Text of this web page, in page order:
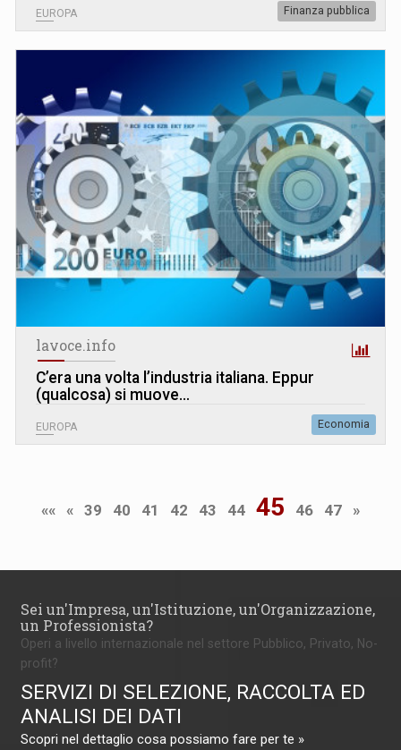
EUROPA Finanza pubblica
lavoce.info
C’era una volta l’industria italiana. Eppur
(qualcosa) si muove…
EUROPA Economia
«« « 39 40 41 42 43 44 45 46 47 »
Sei un'Impresa, un'Istituzione, un'Organizzazione,
un Professionista?
Operi a livello internazionale nel settore Pubblico, Privato, No-
profit?
SERVIZI DI SELEZIONE, RACCOLTA ED
ANALISI DEI DATI
Scopri nel dettaglio cosa possiamo fare per te »